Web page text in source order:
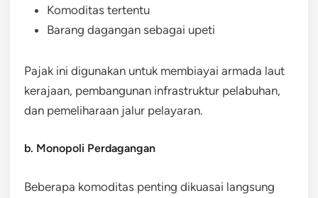
Komoditas tertentu
Barang dagangan sebagai upeti
Pajak ini digunakan untuk membiayai armada laut
kerajaan, pembangunan infrastruktur pelabuhan,
dan pemeliharaan jalur pelayaran.
b. Monopoli Perdagangan
Beberapa komoditas penting dikuasai langsung